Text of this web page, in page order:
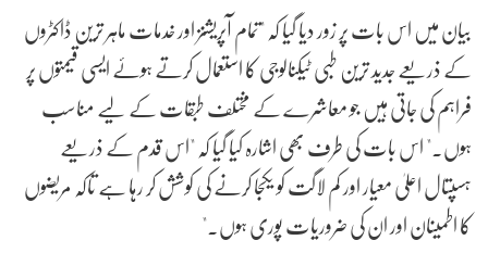
بیان میں اس بات پر زور دیا گیا کہ "تمام آپریشنز اور خدمات ماہر ترین ڈاکٹروں
کے ذریعے جدید ترین طبی ٹیکنالوجی کا استعمال کرتے ہوئے ایسی قیمتوں پر
فراہم کی جاتی ہیں جو معاشرے کے مختلف طبقات کے لیے مناسب
ہوں۔" اس بات کی طرف بھی اشارہ کیا گیا کہ "اس قدم کے ذریعے
ہسپتال اعلیٰ معیار اور کم لاگت کو یکجا کرنے کی کوشش کر رہا ہے تاکہ مریضوں
کا اطمینان اور ان کی ضروریات پوری ہوں۔"